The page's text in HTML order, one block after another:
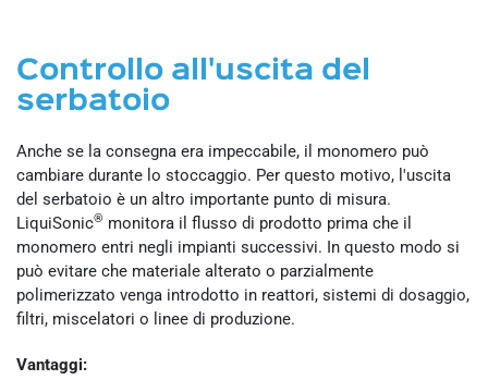
Controllo all'uscita del
serbatoio
Anche se la consegna era impeccabile, il monomero può
cambiare durante lo stoccaggio. Per questo motivo, l'uscita
del serbatoio è un altro importante punto di misura.
LiquiSonic® monitora il flusso di prodotto prima che il
monomero entri negli impianti successivi. In questo modo si
può evitare che materiale alterato o parzialmente
polimerizzato venga introdotto in reattori, sistemi di dosaggio,
filtri, miscelatori o linee di produzione.
Vantaggi: